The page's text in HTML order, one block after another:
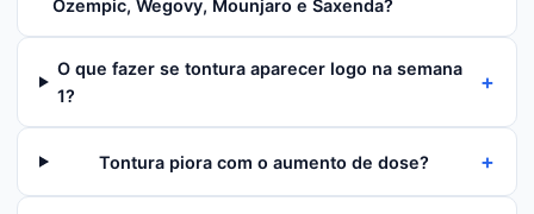
Ozempic, Wegovy, Mounjaro e Saxenda?
O que fazer se tontura aparecer logo na semana
1?
+
Tontura piora com o aumento de dose? +